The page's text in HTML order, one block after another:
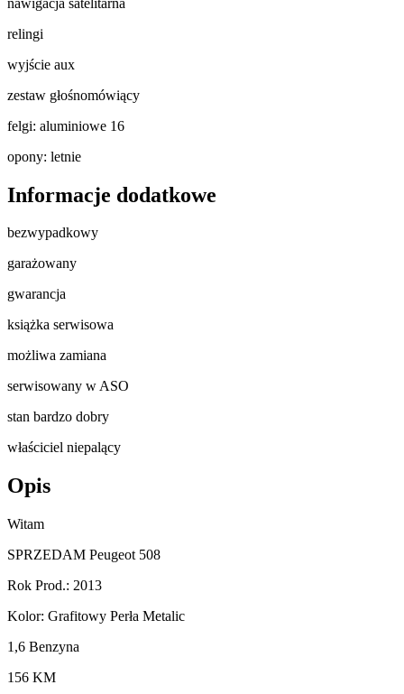
relingi
wyjście aux
zestaw głośnomówiący
felgi: aluminiowe 16
opony: letnie
Informacje dodatkowe
bezwypadkowy
garażowany
gwarancja
książka serwisowa
możliwa zamiana
serwisowany w ASO
stan bardzo dobry
właściciel niepalący
Opis
Witam
SPRZEDAM Peugeot 508
Rok Prod.: 2013
Kolor: Grafitowy Perła Metalic
1,6 Benzyna
156 KM